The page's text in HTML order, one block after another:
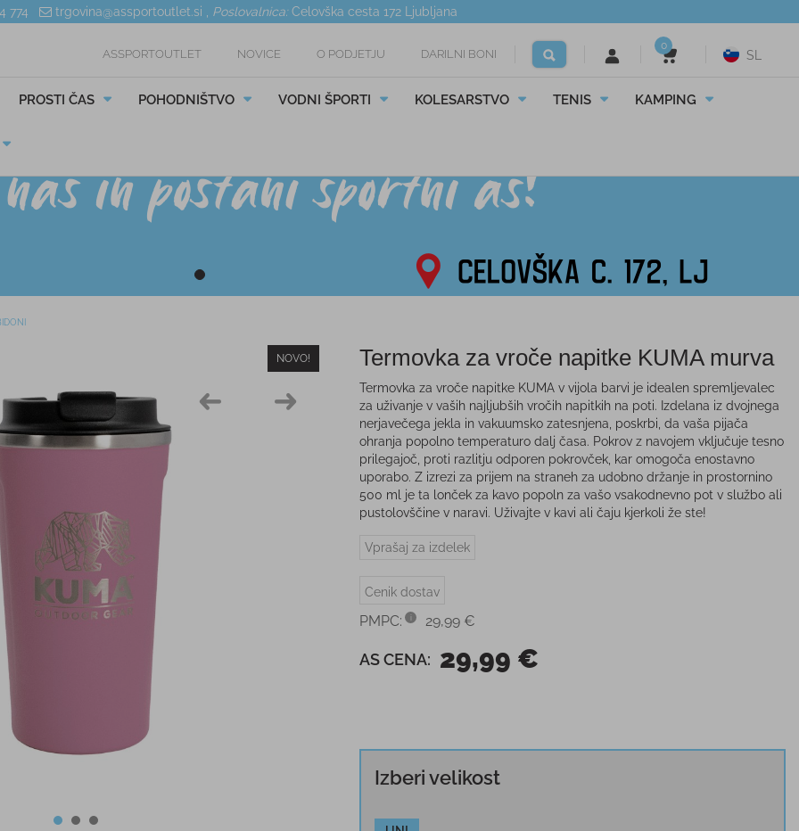
774 trgovina@assportoutlet.si Poslovalnica: Celovška cesta 172Ljubljana
ASSPORTOUTLET NOVICE O PODJETJU DARILNI BONI
0
SL
PROSTI ČAS POHODNIŠTVO VODNI ŠPORTI KOLESARSTVO TENIS KAMPING
NOVO! Termovka za vroče napitke KUMA murva
Termovka za vroče napitke KUMA v vijola barvi je idealen spremljevalec
za uživanje v vaših najljubših vročih napitkih na poti. Izdelana iz dvojnega
nerjavečega jekla in vakuumsko zatesnjena, poskrbi, da vaša pijača
ohranja popolno temperaturo dalj časa. Pokrov z navojem vključuje tesno
prilegajoč, proti razlitju odporen pokrovček, kar omogoča enostavno
uporabo. Z izrezi za prijem na straneh za udobno držanje in prostornino
500 ml je ta lonček za kavo popoln za vašo vsakodnevno pot v službo ali
pustolovščine v naravi. Uživajte v kavi ali čaju kjerkoli že ste!
Vprašaj za izdelek
Cenik dostav
PMPC: 29,99 €
AS CENA: 29,99 €
Izberi velikost